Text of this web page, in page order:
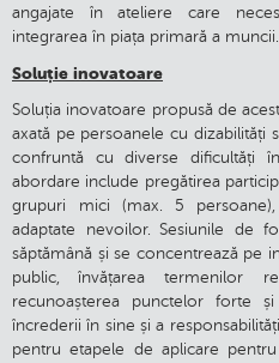
angajate în ateliere care
integrarea în piața primară a muncii.
Soluție inovatoare
Soluția inovatoare propusă de
axată pe persoanele cu dizabilități
confruntă cu diverse dificultăți
abordare include pregătirea
grupuri mici (max. 5
adaptate nevoilor. Sesiunile de
săptămână și se concentrează pe
public, învățarea termenilor
recunoașterea punctelor forte și
încrederii în sine și a
pentru etapele de aplicare